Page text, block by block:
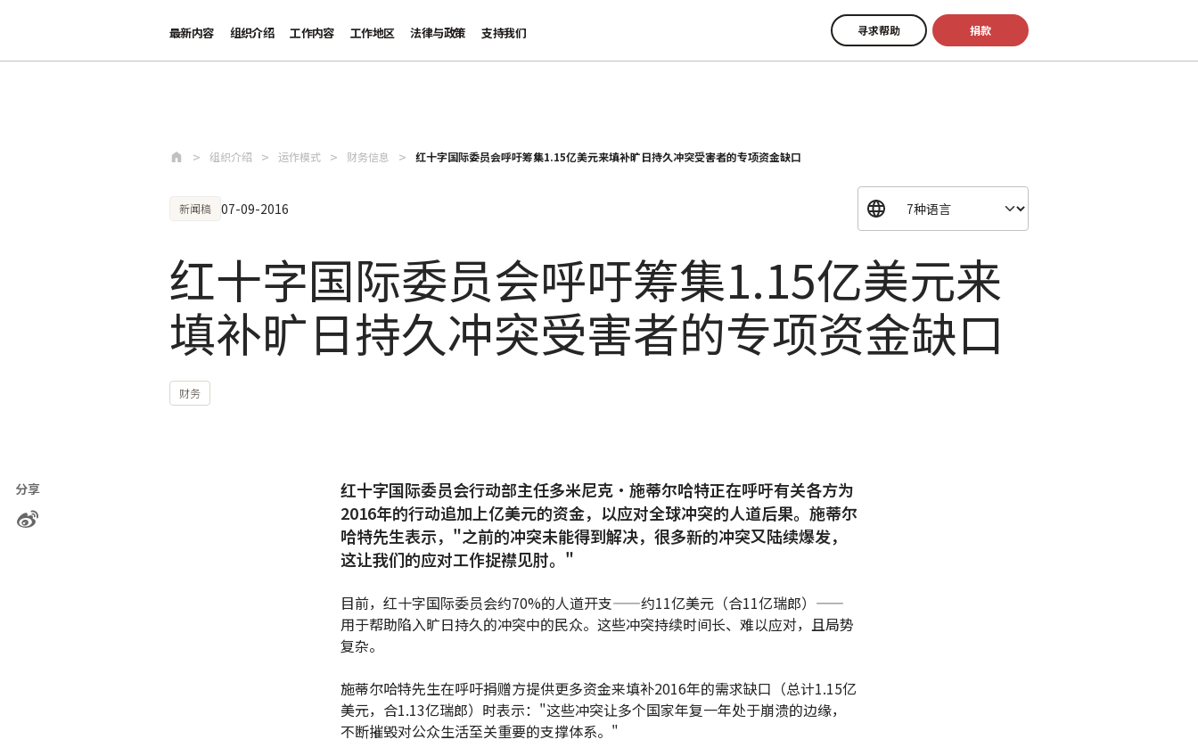
最新内容 组织介绍 工作内容 工作地区 法律与政策 支持我们 寻求帮助 捐款
组织介绍 运作模式 财务信息 红十字国际委员会呼吁筹集1.15亿美元来填补旷日持久冲突受害者的专项资金缺口
新闻稿 07-09-2016
红十字国际委员会呼吁筹集1.15亿美元来
填补旷日持久冲突受害者的专项资金缺口
财务
分享
红十字国际委员会行动部主任多米尼克•施蒂尔哈特正在呼吁有关各方为
2016年的行动追加上亿美元的资金，以应对全球冲突的人道后果。施蒂尔
哈特先生表示，"之前的冲突未能得到解决，很多新的冲突又陆续爆发，
这让我们的应对工作捉襟见肘。"
目前，红十字国际委员会约70%的人道开支——约11亿美元（合11亿瑞郎）——
用于帮助陷入旷日持久的冲突中的民众。这些冲突持续时间长、难以应对，且局势
复杂。
施蒂尔哈特先生在呼吁捐赠方提供更多资金来填补2016年的需求缺口（总计1.15亿
美元，合1.13亿瑞郎）时表示："这些冲突让多个国家年复一年处于崩溃的边缘，
不断摧毁对公众生活至关重要的支撑体系。"